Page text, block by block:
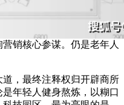
销核心参谋。仍是老年人
，最终注释权归开辟商所
年轻人健身熬炼，以糊口